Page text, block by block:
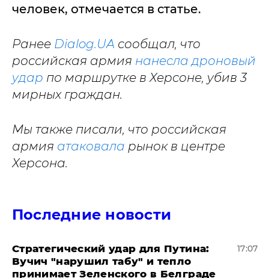
человек, отмечается в статье.
Ранее Dialog.UA сообщал, что
российская армия нанесла дроновый
удар по маршрутке в Херсоне, убив 3
мирных граждан.
Мы также писали, что российская
армия атаковала рынок в центре
Херсона.
Последние новости
Стратегический удар для Путина:
Вучич "нарушил табу" и тепло
принимает Зеленского в Белграде
17:07